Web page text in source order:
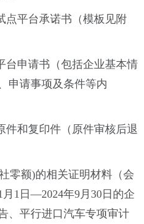
点平台承诺书（模板见附
台申请书（包括企业基本情
申请事项及条件等内
件和复印件（原件审核后退
零额)的相关证明材料（会
1日—2024年9月30日的企
、平行进口汽车专项审计